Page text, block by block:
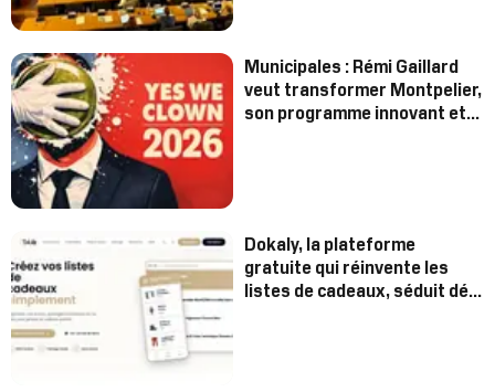
Municipales : Rémi Gaillard
veut transformer Montpelier,
son programme innovant et
Dokaly, la plateforme
gratuite qui réinvente les
listes de cadeaux, séduit déjà